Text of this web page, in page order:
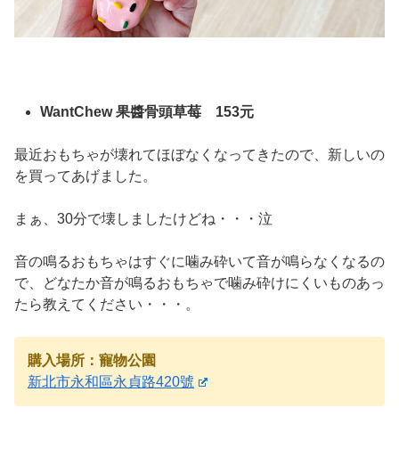
WantChew 果醬骨頭草莓 153元
最近おもちゃが壊れてほぼなくなってきたので、新しいの
を買ってあげました。
まぁ、30分で壊しましたけどね・・・泣
音の鳴るおもちゃはすぐに噛み砕いて音が鳴らなくなるの
で、どなたか音が鳴るおもちゃで噛み砕けにくいものあっ
たら教えてください・・・。
購入場所：寵物公園
新北市永和區永貞路420號